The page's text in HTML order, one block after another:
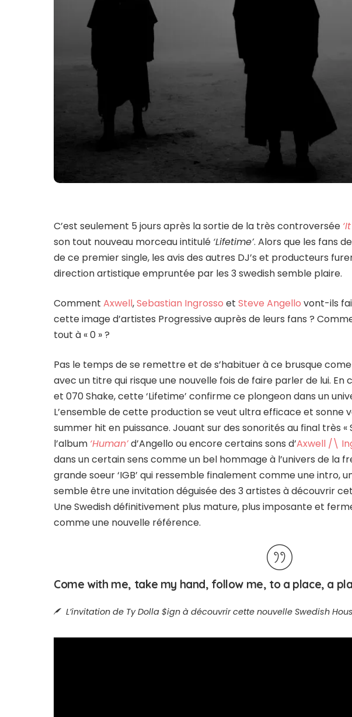
C’est seulement 5 jours après la sortie de la très controversée
son tout nouveau morceau intitulé ‘Lifetime’. Alors que les fans
de ce premier single, les avis des autres DJ’s et producteurs
direction artistique empruntée par les 3 swedish semble plaire.
CommentAxwell,Sebastian Ingrosso etSteve Angello vont-ils
cette image d’artistes Progressive auprès de leurs fans ?
tout à « 0 » ?
Pas le temps de se remettre et de s’habituer à ce brusque
avec un titre qui risque une nouvelle fois de faire parler de lui.
et 070 Shake, cette ‘Lifetime’ confirme ce plongeon dans un
L’ensemble de cette production se veut ultra efficace et sonne
summer hit en puissance. Jouant sur des sonorités au final très
l’album ‘Human’d’Angello ou encore certains sons d’Axwell /\
dans un certain sens comme un bel hommage à l’univers de la
grande soeur ‘IGB’ qui ressemble finalement comme une intro,
semble être une invitation déguisée des 3 artistes à découvrir
Une Swedish définitivement plus mature, plus imposante et
comme une nouvelle référence.
Come with me, take my hand, follow me, to a place, a
L’invitation de Ty Dolla $ign à découvrir cette nouvelle Swedish